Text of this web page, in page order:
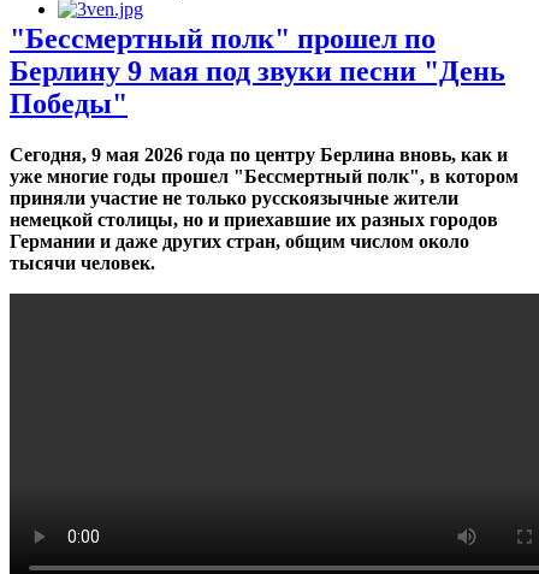
"Бессмертный полк" прошел по
Берлину 9 мая под звуки песни "День
Победы"
Сегодня, 9 мая 2026 года по центру Берлина вновь, как и
уже многие годы прошел "Бессмертный полк", в котором
приняли участие не только русскоязычные жители
немецкой столицы, но и приехавшие их разных городов
Германии и даже других стран, общим числом около
тысячи человек.